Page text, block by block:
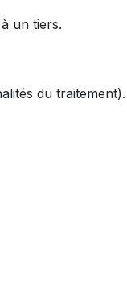
un tiers.
du traitement).